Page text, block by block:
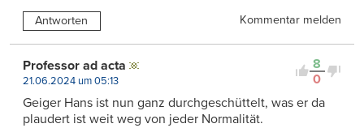
Antworten Kommentar melden
8
0
Professor ad acta
21.06.2024 um 05:13
Geiger Hans ist nun ganz durchgeschüttelt, was er da
plaudert ist weit weg von jeder Normalität.